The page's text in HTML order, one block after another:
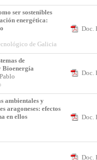
ser sostenibles
energética:
de Galicia
Doc.
de
Bioenergía
Doc.
ambientales y
aragoneses: efectos
en ellos
Doc.
Doc.